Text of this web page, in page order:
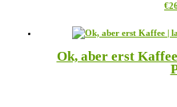
€
Ok, aber erst